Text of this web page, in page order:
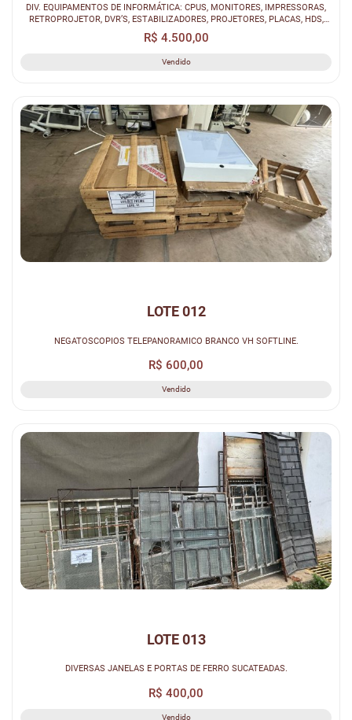
DIV. EQUIPAMENTOS DE INFORMÁTICA: CPUS, MONITORES, IMPRESSORAS,
RETROPROJETOR, DVR’S, ESTABILIZADORES, PROJETORES, PLACAS, HDS,
PERIFERICO...
R$ 4.500,00
Vendido
LOTE 012
NEGATOSCOPIOS TELEPANORAMICO BRANCO VH SOFTLINE.
R$ 600,00
Vendido
LOTE 013
DIVERSAS JANELAS E PORTAS DE FERRO SUCATEADAS.
R$ 400,00
Vendido